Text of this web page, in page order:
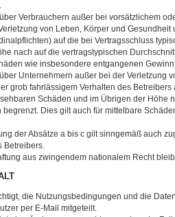
Verbrauchern außer bei vorsätzlichem
von Leben, Körper und
auf die bei Vertragsschluss
nach auf die vertragstypischen
wie insbesondere entgangenen
Unternehmern außer bei der Verletzung
grob fahrlässigem Verhalten des Betreibers
Schäden und im Übrigen der Höhe
begrenzt. Dies gilt auch für mittelbare
der Absätze a bis c gilt sinngemäß auch
Betreibers.
aus zwingendem nationalem Recht
die Nutzungsbedingungen und die
per E-Mail mitgeteilt.